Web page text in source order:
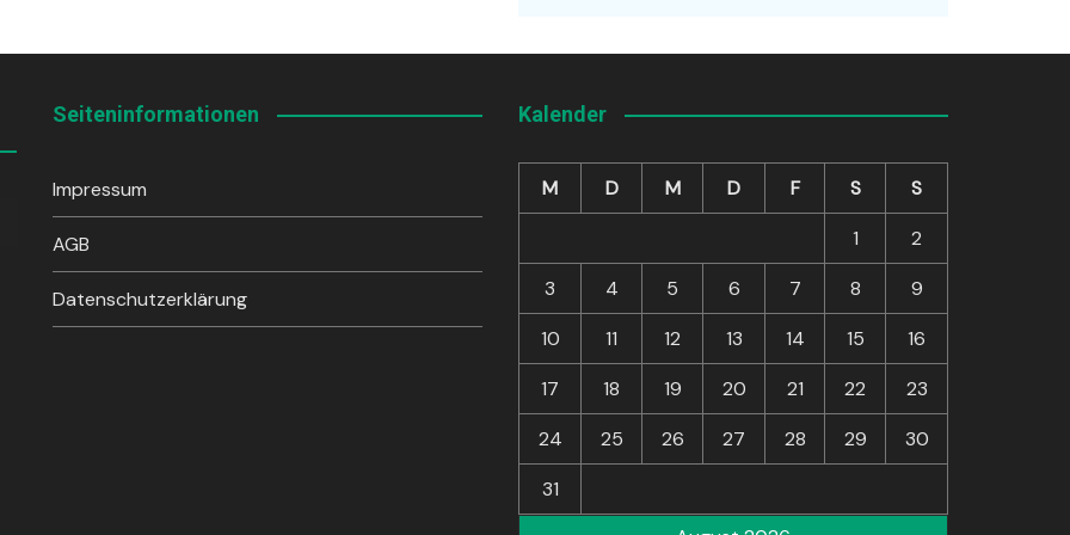
Seiteninformationen
Impressum
AGB
Datenschutzerklärung
Kalender
M D M D F S
S
1
2
3
4 5 6 7 8
9
10
11 12 13 14 15
16
17
18 19 20 21 22
23
24
25 26 27 28 29
30
31